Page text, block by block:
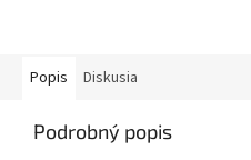
Popis Diskusia
Podrobný popis